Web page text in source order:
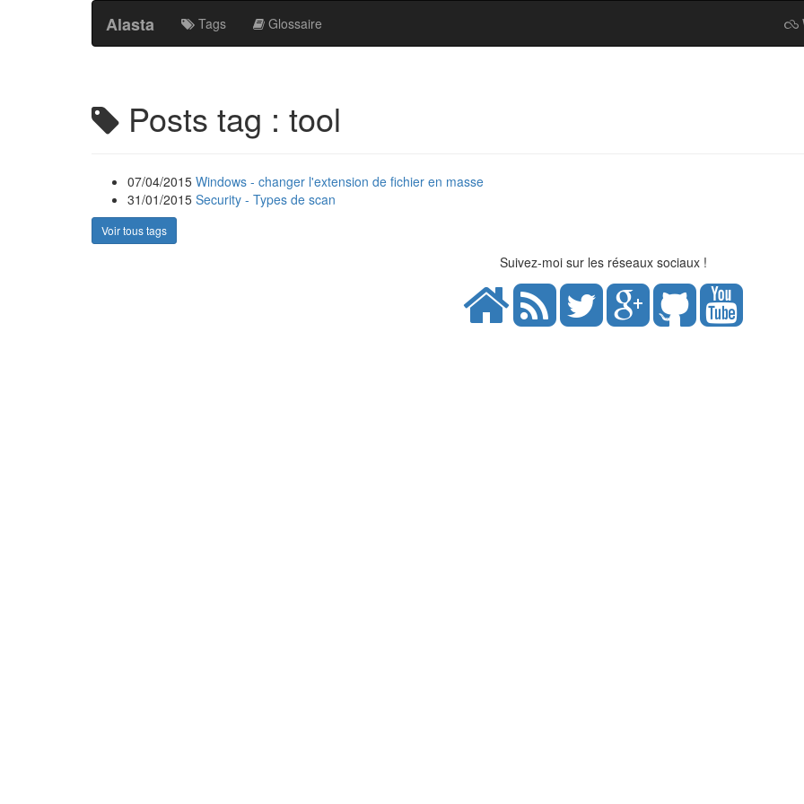
Alasta Tags Glossaire
Posts tag : tool
07/04/2015 Windows - changer l'extension de fichier en masse
31/01/2015 Security - Types de scan
Voir tous tags
Suivez-moi sur les réseaux sociaux !